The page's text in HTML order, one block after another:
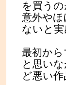
を買う
意外や
ないと実
最初か
と思い
ど悪い作